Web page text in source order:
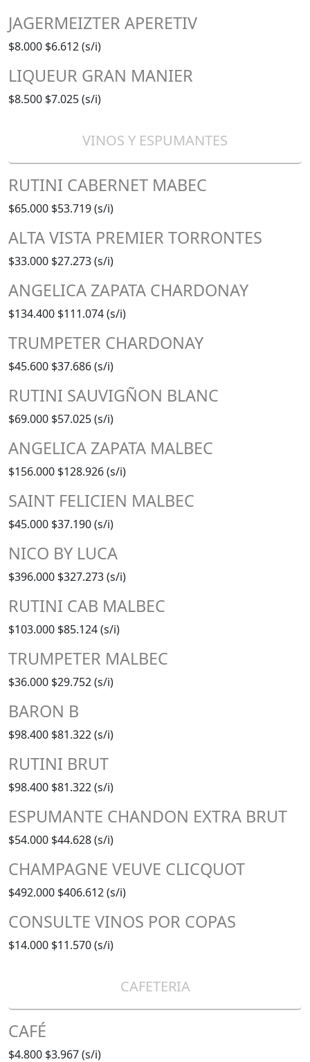
JAGERMEIZTER APERETIV
$8.000 $6.612 (s/i)
LIQUEUR GRAN MANIER
$8.500 $7.025 (s/i)
VINOS Y ESPUMANTES
RUTINI CABERNET MABEC
$65.000 $53.719 (s/i)
ALTA VISTA PREMIER TORRONTES
$33.000 $27.273 (s/i)
ANGELICA ZAPATA CHARDONAY
$134.400 $111.074 (s/i)
TRUMPETER CHARDONAY
$45.600 $37.686 (s/i)
RUTINI SAUVIGÑON BLANC
$69.000 $57.025 (s/i)
ANGELICA ZAPATA MALBEC
$156.000 $128.926 (s/i)
SAINT FELICIEN MALBEC
$45.000 $37.190 (s/i)
NICO BY LUCA
$396.000 $327.273 (s/i)
RUTINI CAB MALBEC
$103.000 $85.124 (s/i)
TRUMPETER MALBEC
$36.000 $29.752 (s/i)
BARON B
$98.400 $81.322 (s/i)
RUTINI BRUT
$98.400 $81.322 (s/i)
ESPUMANTE CHANDON EXTRA BRUT
$54.000 $44.628 (s/i)
CHAMPAGNE VEUVE CLICQUOT
$492.000 $406.612 (s/i)
CONSULTE VINOS POR COPAS
$14.000 $11.570 (s/i)
CAFETERIA
CAFÉ
$4.800 $3.967 (s/i)